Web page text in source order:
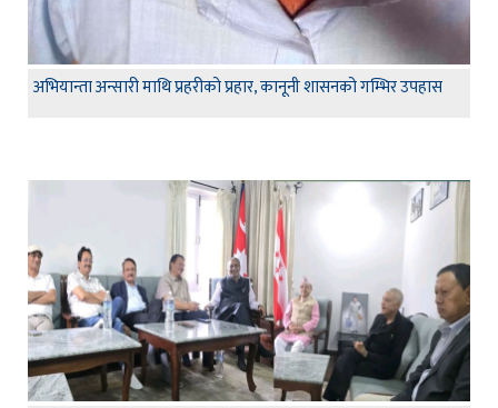
अभियान्ता अन्सारी माथि प्रहरीको प्रहार, कानूनी शासनको गम्भिर उपहास